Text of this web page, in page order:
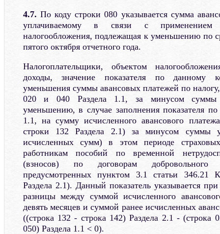
4.7. По коду строки 080 указывается сумма
уплачиваемому в связи с применением
налогообложения, подлежащая к уменьшению по
пятого октября отчетного года.
Налогоплательщики, объектом
доходы, значение показателя по данному
уменьшения суммы авансовых платежей по
020 и 040 Раздела 1.1, за минусом суммы
уменьшению, в случае заполнения показателя
1.1, на сумму исчисленного авансового
строки 132 Раздела 2.1) за минусом суммы
исчисленных сумм) в этом периоде
работникам пособий по временной
(взносов) по договорам добровольного
предусмотренных пунктом 3.1 статьи 346.21
Раздела 2.1). Данный показатель указывается
разницы между суммой исчисленного
девять месяцев и суммой ранее исчисленных
((строка 132 - строка 142) Раздела 2.1 - (строка
050) Раздела 1.1 < 0).